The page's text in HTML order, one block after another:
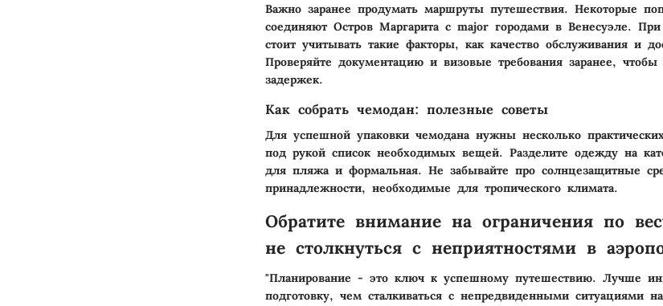
Важно заранее продумать маршруты путешествия. Некоторые
соединяют Остров Маргарита с major городами в Венесуэле.
стоит учитывать такие факторы, как качество обслуживания и
Проверяйте документацию и визовые требования заранее,
задержек.
Как собрать чемодан: полезные советы
Для успешной упаковки чемодана нужны несколько
под рукой список необходимых вещей. Разделите одежду на
для пляжа и формальная. Не забывайте про солнцезащитные
принадлежности, необходимые для тропического климата.
Обратите внимание на ограничения по
не столкнуться с неприятностями в
"Планирование - это ключ к успешному путешествию. Лучше
подготовку, чем сталкиваться с непредвиденными ситуациями